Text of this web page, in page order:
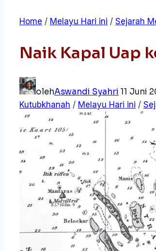
Home / Melayu Hari ini / Sejarah
Naik Kapal Uap
olehAswandi Syahri 11 Juni
Kutubkhanah / Melayu Hari ini /